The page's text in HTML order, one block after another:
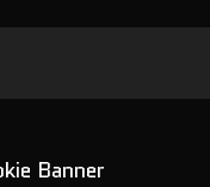
Banner